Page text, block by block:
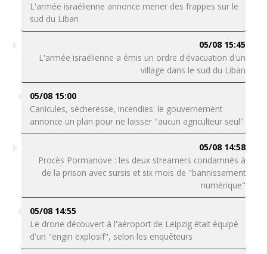
L'armée israélienne annonce mener des frappes sur le
sud du Liban
05/08 15:45
L'armée israélienne a émis un ordre d'évacuation d'un
village dans le sud du Liban
05/08 15:00
Canicules, sécheresse, incendies: le gouvernement
annonce un plan pour ne laisser "aucun agriculteur seul"
05/08 14:58
Procès Pormanove : les deux streamers condamnés à
de la prison avec sursis et six mois de "bannissement
numérique"
05/08 14:55
Le drone découvert à l'aéroport de Leipzig était équipé
d'un "engin explosif", selon les enquêteurs